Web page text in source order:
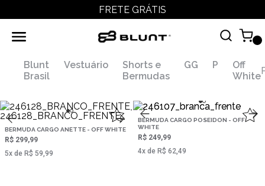
FRETE GRÁTIS
Blunt
Brasil
Vestuário
Shorts e
Bermudas
GG P
Off
White
BERMUDA CARGO ANETTE - OFF WHITE
R$ 299,99
5‌x de R$ 59,99
BERMUDA CARGO POSEIDON - OFF
WHITE
R$ 249,99
4‌x de R$ 62,49